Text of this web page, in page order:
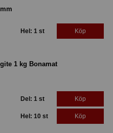
Hel: 1 st Köp
1 kg Bonamat
Del: 1 st Köp
Hel: 10 st Köp